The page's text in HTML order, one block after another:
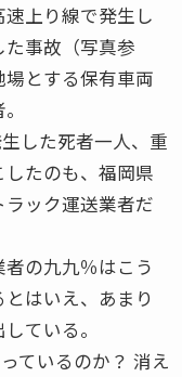
上り線で発生し
事故（写真参
とする保有車両
した死者一人、重
たのも、福岡県
ック運送業者だ
の九九％はこう
はいえ、あまり
ている。
ているのか？ 消え